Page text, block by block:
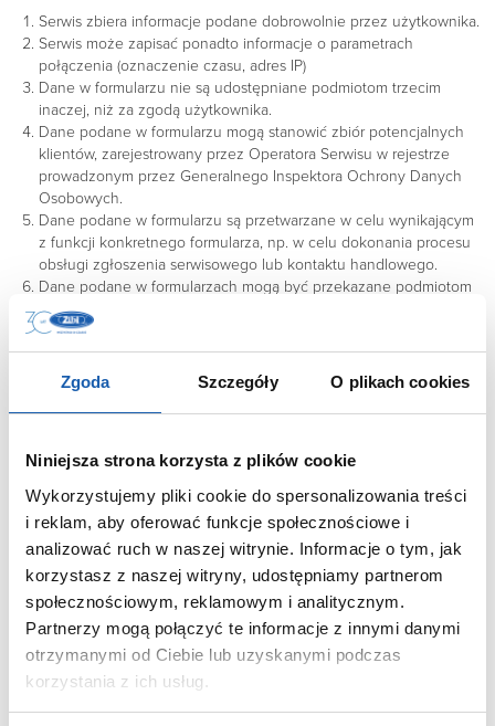
Zgoda Szczegóły O plikach cookies
Niniejsza strona korzysta z plików cookie
Wykorzystujemy pliki cookie do spersonalizowania treści
i reklam, aby oferować funkcje społecznościowe i
analizować ruch w naszej witrynie. Informacje o tym, jak
korzystasz z naszej witryny, udostępniamy partnerom
społecznościowym, reklamowym i analitycznym.
Partnerzy mogą połączyć te informacje z innymi danymi
otrzymanymi od Ciebie lub uzyskanymi podczas
korzystania z ich usług.
Serwis zbiera informacje podane dobrowolnie przez użytkownika.
Serwis może zapisać ponadto informacje o parametrach
połączenia (oznaczenie czasu, adres IP)
Dane w formularzu nie są udostępniane podmiotom trzecim
inaczej, niż za zgodą użytkownika.
Dane podane w formularzu mogą stanowić zbiór potencjalnych
klientów, zarejestrowany przez Operatora Serwisu w rejestrze
prowadzonym przez Generalnego Inspektora Ochrony Danych
Osobowych.
Dane podane w formularzu są przetwarzane w celu wynikającym
z funkcji konkretnego formularza, np. w celu dokonania procesu
obsługi zgłoszenia serwisowego lub kontaktu handlowego.
Dane podane w formularzach mogą być przekazane podmiotom
technicznie realizującym niektóre usługi – w szczególności
dotyczy to przekazywania informacji o posiadaczu rejestrowanej
domeny do podmiotów będących operatorami domen
internetowych (przede wszystkim Naukowa i Akademicka Sieć
Komputerowa j.b.r – NASK), serwisów obsługujących płatności lub
też innych podmiotów, z którymi Operator Serwisu w tym zakresie
3. Logi serwera
Informacje o niektórych zachowaniach użytkowników podlegają
logowaniu w warstwie serwerowej. Dane te są wykorzystywane
wyłącznie w celu administrowania serwisem oraz w celu
zapewnienia jak najbardziej sprawnej obsługi świadczonych usług
Przeglądane zasoby identyfikowane są poprzez adresy URL.
Ponadto zapisowi mogą podlegać: